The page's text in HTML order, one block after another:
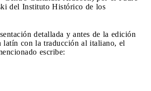
del Instituto Histórico de los
detallada y antes de la edición
latín con la traducción al italiano, el
escribe: